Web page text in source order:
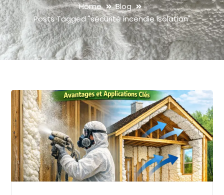
Home
Blog
Posts Tagged "sécurité incendie isolation"